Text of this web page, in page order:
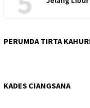
PERUMDA TIRTA
KADES CIANGSANA